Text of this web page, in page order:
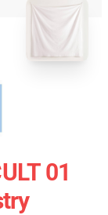
01